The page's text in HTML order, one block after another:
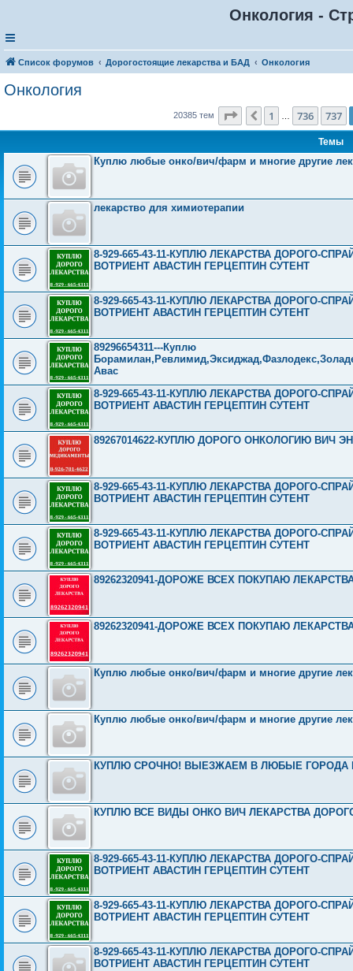
Онкология -
Список форумов Дорогостоящие лекарства и БАД Онкология
Онкология
20385 тем Страница 738из 816
Пред.
1 736 737
Темы
Куплю любые онко/вич/фарм и многие другие
лекарство для химиотерапии
8-929-665-43-11-КУПЛЮ ЛЕКАРСТВА ДОРОГО-
ВОТРИЕНТ АВАСТИН ГЕРЦЕПТИН СУТЕНТ
8-929-665-43-11-КУПЛЮ ЛЕКАРСТВА ДОРОГО-
ВОТРИЕНТ АВАСТИН ГЕРЦЕПТИН СУТЕНТ
89296654311---Куплю
Авас
8-929-665-43-11-КУПЛЮ ЛЕКАРСТВА ДОРОГО-
ВОТРИЕНТ АВАСТИН ГЕРЦЕПТИН СУТЕНТ
89267014622-КУПЛЮ ДОРОГО ОНКОЛОГИЮ ВИЧ
8-929-665-43-11-КУПЛЮ ЛЕКАРСТВА ДОРОГО-
ВОТРИЕНТ АВАСТИН ГЕРЦЕПТИН СУТЕНТ
8-929-665-43-11-КУПЛЮ ЛЕКАРСТВА ДОРОГО-
ВОТРИЕНТ АВАСТИН ГЕРЦЕПТИН СУТЕНТ
89262320941-ДОРОЖЕ ВСЕХ ПОКУПАЮ
89262320941-ДОРОЖЕ ВСЕХ ПОКУПАЮ
Куплю любые онко/вич/фарм и многие другие
Куплю любые онко/вич/фарм и многие другие
КУПЛЮ СРОЧНО! ВЫЕЗЖАЕМ В ЛЮБЫЕ ГОРОДА
КУПЛЮ ВСЕ ВИДЫ ОНКО ВИЧ ЛЕКАРСТВА ДОРОГО
8-929-665-43-11-КУПЛЮ ЛЕКАРСТВА ДОРОГО-
ВОТРИЕНТ АВАСТИН ГЕРЦЕПТИН СУТЕНТ
8-929-665-43-11-КУПЛЮ ЛЕКАРСТВА ДОРОГО-
ВОТРИЕНТ АВАСТИН ГЕРЦЕПТИН СУТЕНТ
8-929-665-43-11-КУПЛЮ ЛЕКАРСТВА ДОРОГО-
ВОТРИЕНТ АВАСТИН ГЕРЦЕПТИН СУТЕНТ